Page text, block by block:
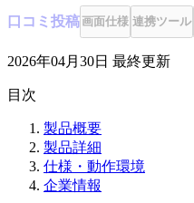
口コミ 投稿画面仕様 連携ツール
2026年04月30日 最終更新
目次
製品概要
製品詳細
仕様・動作環境
企業情報